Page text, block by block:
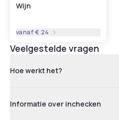
Wijn
vanaf€ 24
Veelgestelde vragen
Hoe werkt het?
Informatie over inchecken